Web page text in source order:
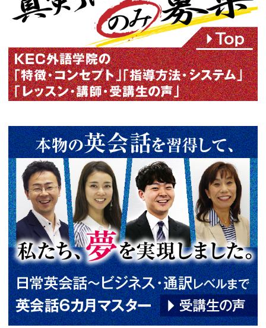
無料合同説明会と無料体験レッ
この記事の筆者
東山 環 Tamaki Higashiyama
関西大学文学部英米学科卒業。